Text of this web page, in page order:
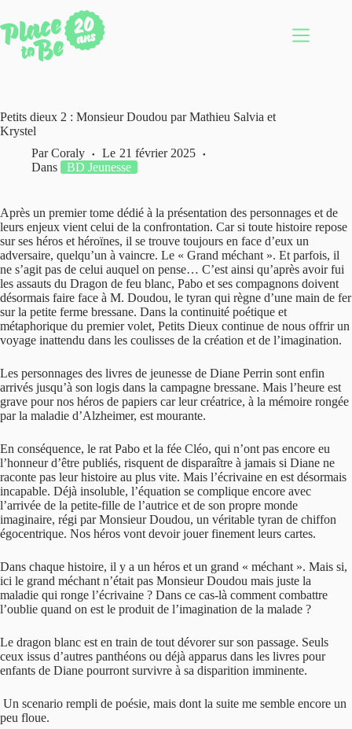
au
contenu
Petits dieux 2 : Monsieur Doudou par Mathieu Salvia et
Krystel
Par Coraly Le 21 février 2025
Dans
BD Jeunesse
Après un premier tome dédié à la présentation des personnages et de
leurs enjeux vient celui de la confrontation. Car si toute histoire repose
sur ses héros et héroïnes, il se trouve toujours en face d’eux un
adversaire, quelqu’un à vaincre. Le « Grand méchant ». Et parfois, il
ne s’agit pas de celui auquel on pense… C’est ainsi qu’après avoir fui
les assauts du Dragon de feu blanc, Pabo et ses compagnons doivent
désormais faire face à M. Doudou, le tyran qui règne d’une main de fer
sur la petite ferme bressane. Dans la continuité poétique et
métaphorique du premier volet, Petits Dieux continue de nous offrir un
voyage inattendu dans les coulisses de la création et de l’imagination.
Les personnages des livres de jeunesse de Diane Perrin sont enfin
arrivés jusqu’à son logis dans la campagne bressane. Mais l’heure est
grave pour nos héros de papiers car leur créatrice, à la mémoire rongée
par la maladie d’Alzheimer, est mourante.
En conséquence, le rat Pabo et la fée Cléo, qui n’ont pas encore eu
l’honneur d’être publiés, risquent de disparaître à jamais si Diane ne
raconte pas leur histoire au plus vite. Mais l’écrivaine en est désormais
incapable. Déjà insoluble, l’équation se complique encore avec
l’arrivée de la petite-fille de l’autrice et de son propre monde
imaginaire, régi par Monsieur Doudou, un véritable tyran de chiffon
égocentrique. Nos héros vont devoir jouer finement leurs cartes.
Dans chaque histoire, il y a un héros et un grand « méchant ». Mais si,
ici le grand méchant n’était pas Monsieur Doudou mais juste la
maladie qui ronge l’écrivaine ? Dans ce cas-là comment combattre
l’oublie quand on est le produit de l’imagination de la malade ?
Le dragon blanc est en train de tout dévorer sur son passage. Seuls
ceux issus d’autres panthéons ou déjà apparus dans les livres pour
enfants de Diane pourront survivre à sa disparition imminente.
Un scenario rempli de poésie, mais dont la suite me semble encore un
peu floue.